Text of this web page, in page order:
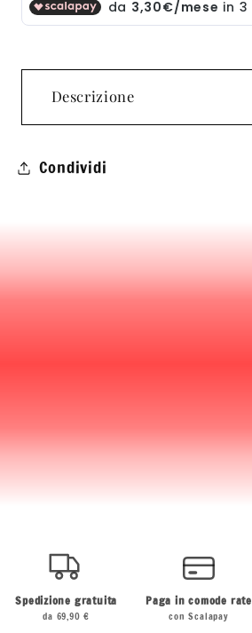
Descrizione
Condividi
Spedizione gratuita
da 69,90 €
Paga in comode rate
con Scalapay